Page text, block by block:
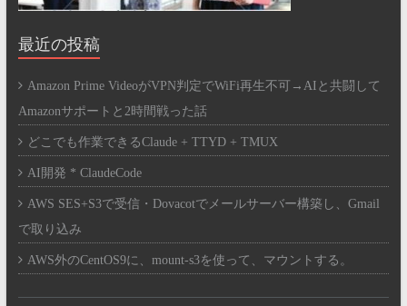
最近の投稿
Amazon Prime VideoがVPN判定でWiFi再生不可→AIと共闘して
Amazonサポートと2時間戦った話
どこでも作業できるClaude + TTYD + TMUX
AI開発 * ClaudeCode
AWS SES+S3で受信・Dovacotでメールサーバー構築し、Gmail
で取り込み
AWS外のCentOS9に、mount-s3を使って、マウントする。